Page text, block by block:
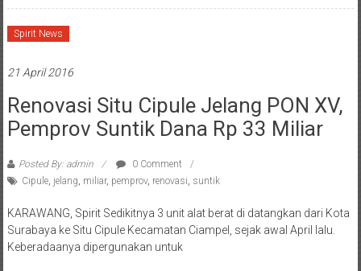
Spirit News
21 April 2016
Renovasi Situ Cipule Jelang PON XV,
Pemprov Suntik Dana Rp 33 Miliar
Posted By: admin
0 Comment
Cipule, jelang miliar, pemprov, renovasi suntik
KARAWANG, Spirit Sedikitnya 3 unit alat berat di datangkan dari Kota
Surabaya ke Situ Cipule Kecamatan Ciampel, sejak awal April lalu.
Keberadaanya dipergunakan untuk